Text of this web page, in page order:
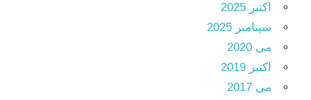
اکتبر 2025
سپتامبر 2025
می 2020
اکتبر 2019
می 2017